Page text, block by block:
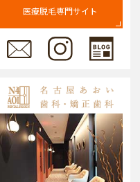
医療脱毛専門サイト